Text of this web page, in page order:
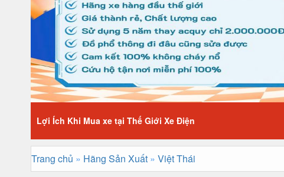
Lợi Ích Khi Mua xe tại Thế Giới Xe Điện
Trang chủ » Hãng Sản Xuất » Việt Thái